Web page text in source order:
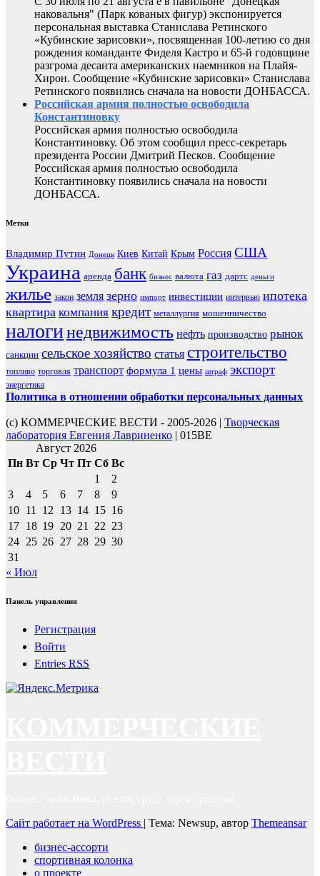
наковальня" (Парк кованых фигур) экспонируется
персональная выставка Станислава Ретинского
«Кубинские зарисовки», посвященная 100-летию со дня
рождения команданте Фиделя Кастро и 65-й годовщине
разгрома десанта американских наемников на Плайя-
Хирон. Сообщение «Кубинские зарисовки» Станислава
Ретинского появились сначала на новости ДОНБАССА.
Российская армия полностью освободила
Константиновку
Российская армия полностью освободила
Константиновку. Об этом сообщил пресс-секретарь
президента России Дмитрий Песков. Сообщение
Российская армия полностью освободила
Константиновку появились сначала на новости
ДОНБАССА.
Метки
Владимир Путин Донецк Киев Китай Крым Россия США
Украина аренда банк бизнес валюта газ дартс деньги
жилье закон земля зерно импорт инвестиции интервью ипотека
квартира компания кредит металлургия мошенничество
налогинедвижимость нефть производство рынок
санкции сельское хозяйство статья строительство
топливо торговля транспорт формула 1 цены штраф экспорт
энергетика
Политика в отношении обработки персональных данных
(с) КОММЕРЧЕСКИЕ ВЕСТИ - 2005-2026 | Творческая
лаборатория Евгения Лавриненко | 015BE
Август 2026
Пн Вт Ср Чт Пт Сб Вс
1
2
3
4 5 6 7 8
9
10 11 12 13 14 15 16
17 18 19 20 21 22 23
24 25 26 27 28 29 30
31
« Июл
Панель управления
Регистрация
Войти
Entries RSS
Сайт работает на WordPress | Тема: Newsup, автор Themeansar
бизнес-ассорти
спортивная колонка
о проекте